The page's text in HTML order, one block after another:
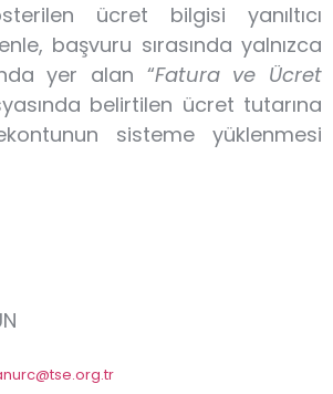
ücret bilgisi yanıltıcı
başvuru sırasında yalnızca
yer alan “Fatura ve Ücret
belirtilen ücret tutarına
sisteme yüklenmesi